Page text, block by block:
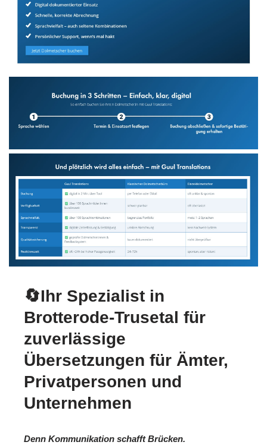
🔄Ihr Spezialist in
Brotterode-Trusetal für
zuverlässige
Übersetzungen für Ämter,
Privatpersonen und
Unternehmen
Denn Kommunikation schafft Brücken.